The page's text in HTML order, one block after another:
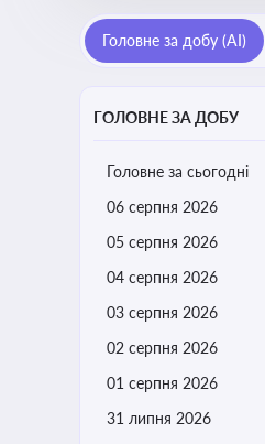
Головне за добу (AI)
ГОЛОВНЕ ЗА ДОБУ
Головне за сьогодні
06 серпня 2026
05 серпня 2026
04 серпня 2026
03 серпня 2026
02 серпня 2026
01 серпня 2026
31 липня 2026